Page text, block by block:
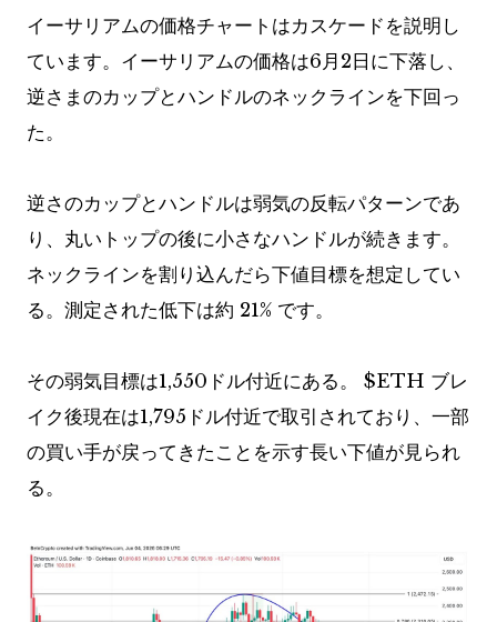
イーサリアムの価格チャートはカスケードを説明し
ています。イーサリアムの価格は6月2日に下落し、
逆さまのカップとハンドルのネックラインを下回っ
た。
逆さのカップとハンドルは弱気の反転パターンであ
り、丸いトップの後に小さなハンドルが続きます。
ネックラインを割り込んだら下値目標を想定してい
る。測定された低下は約 21% です。
その弱気目標は1,550ドル付近にある。 $ETH ブレ
イク後現在は1,795ドル付近で取引されており、一部
の買い手が戻ってきたことを示す長い下値が見られ
る。